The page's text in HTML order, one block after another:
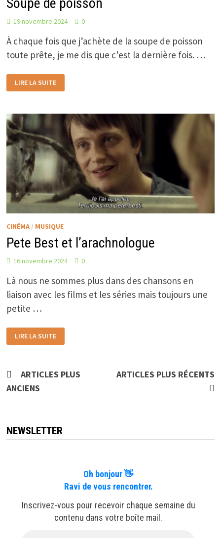
19 novembre 2024 0
À chaque fois que j’achète de la soupe de poisson
toute prête, je me dis que c’est la dernière fois. …
DE
POISSON
LIRE LA SUITE
CINÉMA / MUSIQUE
Pete Best et l’arachnologue
16 novembre 2024 0
Là nous ne sommes plus dans des chansons en
liaison avec les films et les séries mais toujours une
petite …
BEST
ET
LIRE LA SUITE
Navigation
des
ARTICLES PLUS
ANCIENS
ARTICLES PLUS RÉCENTS
NEWSLETTER
Oh bonjour 👋
Ravi de vous rencontrer.
Inscrivez-vous pour recevoir chaque semaine du
contenu dans votre boîte mail.